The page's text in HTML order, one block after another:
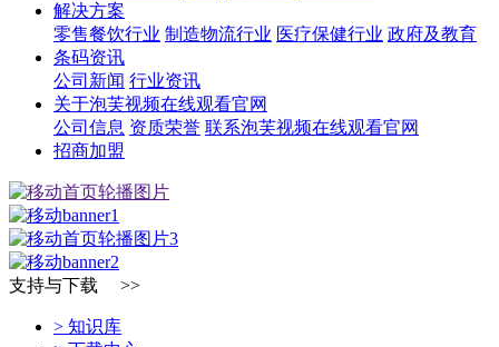
解决方案
零售餐饮行业 制造物流行业 医疗保健行业 政府及教育
条码资讯
公司新闻 行业资讯
关于泡芙视频在线观看官网
公司信息 资质荣誉 联系泡芙视频在线观看官网
招商加盟
支持与下载 >>
> 知识库